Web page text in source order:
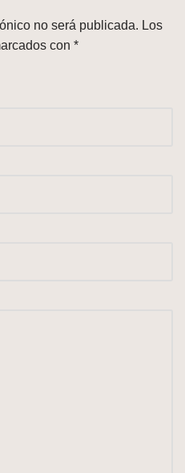
no será publicada. Los
con *